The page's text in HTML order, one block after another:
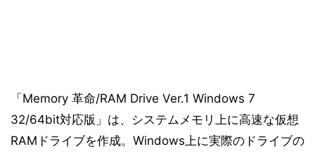
「Memory 革命/RAM Drive Ver.1 Windows 7
32/64bit対応版」は、システムメモリ上に高速な仮想
RAMドライブを作成。Windows上に実際のドライブの